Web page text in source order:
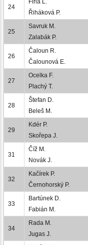
24
Firla L.
Řiháková P.
25
Savruk M.
Zalabák P.
26
Čaloun R.
Čalounová E.
27
Ocelka F.
Plachý T.
28
Štefan D.
Beleš M.
29
Kdér P.
Skořepa J.
31
Číž M.
Novák J.
32
Kačírek P.
Černohorský P.
33
Bartúnek D.
Fabián M.
34
Rada M.
Jugas J.